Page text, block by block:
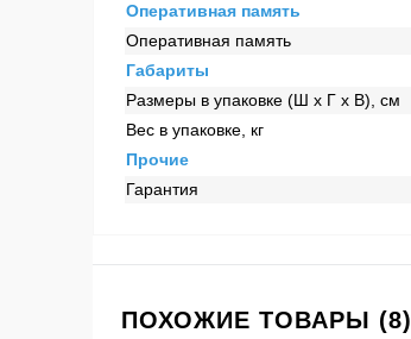
Оперативная память
Оперативная память
Габариты
Размеры в упаковке (Ш x Г x В), см
Вес в упаковке, кг
Прочие
Гарантия
ПОХОЖИЕ ТОВАРЫ (8)